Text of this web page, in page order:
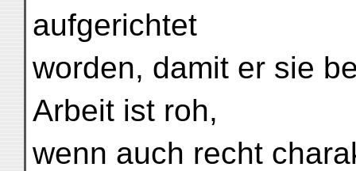
aufgerichtet
worden, damit er sie
Arbeit ist roh,
wenn auch recht